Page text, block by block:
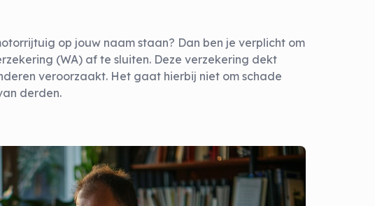
op jouw naam staan? Dan ben je verplicht om
(WA) af te sluiten. Deze verzekering dekt
veroorzaakt. Het gaat hierbij niet om schade
derden.